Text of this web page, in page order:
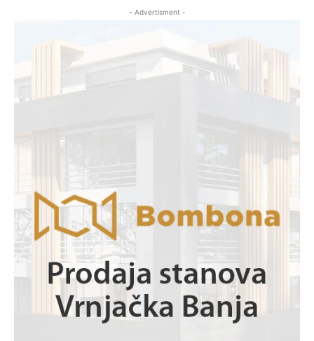
- Advertisment -